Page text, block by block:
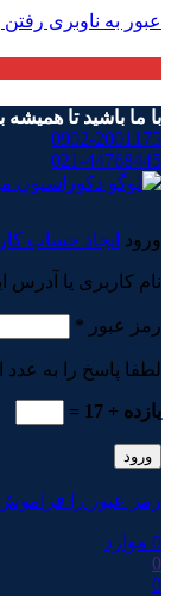
عبور به ناوبری رفتن
با ما باشید تا همیشه
0902-2001175
021-44768445
ورود ایجاد حساب
نام کاربری یا آدرس
رمز عبور *
لطفا پاسخ را به عدد
یازده + 17 =
ورود
رمز عبور را فراموش
0 موارد
0
0